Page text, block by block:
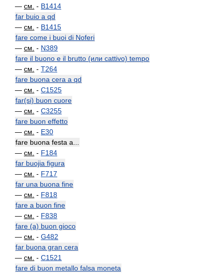
— см. - B1414
far buio a qd
— см. - B1415
fare come i buoi di Noferi
— см. - N389
fare il buono e il brutto (или cattivo) tempo
— см. - T264
fare buona cera a qd
— см. - C1525
far(si) buon cuore
— см. - C3255
fare buon effetto
— см. - E30
fare buona festa a...
— см. - F184
far buojia figura
— см. - F717
far una buona fine
— см. - F818
fare a buon fine
— см. - F838
fare (a) buon gioco
— см. - G482
far buona gran cera
— см. - C1521
fare di buon metallo falsa moneta